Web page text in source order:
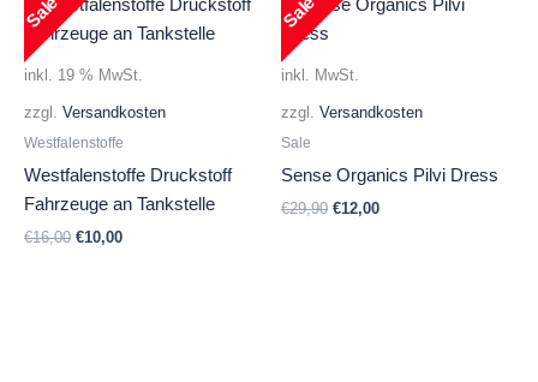
inkl. 19 % MwSt.
zzgl. Versandkosten
Westfalenstoffe
Westfalenstoffe Druckstoff
Fahrzeuge an Tankstelle
€16,00 Ursprünglicher
€10,00Aktueller
Sale
inkl. MwSt.
zzgl. Versandkosten
Sale
Sense Organics Pilvi Dress
€29,90 Ursprünglicher
€12,00Aktueller
Sale